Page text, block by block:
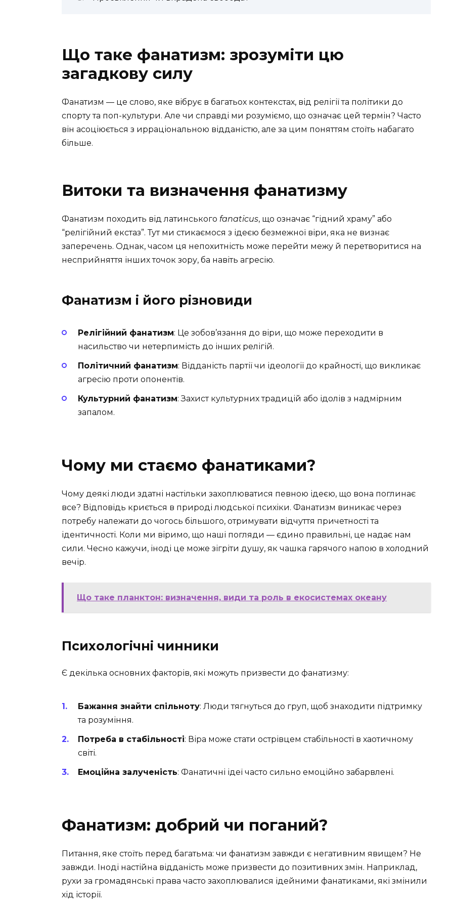
Що таке фанатизм: зрозуміти цю
загадкову силу
Фанатизм — це слово, яке вібрує в багатьох контекстах, від релігії та політики до
спорту та поп-культури. Але чи справді ми розуміємо, що означає цей термін? Часто
він асоціюється з ирраціональною відданістю, але за цим поняттям стоїть набагато
більше.
Витоки та визначення фанатизму
Фанатизм походить від латинського fanaticus, що означає “гідний храму” або
“релігійний екстаз”. Тут ми стикаємося з ідеєю безмежної віри, яка не визнає
заперечень. Однак, часом ця непохитність може перейти межу й перетворитися на
несприйняття інших точок зору, ба навіть агресію.
Фанатизм і його різновиди
Релігійний фанатизм: Це зобов’язання до віри, що може переходити в
насильство чи нетерпимість до інших релігій.
Політичний фанатизм: Відданість партії чи ідеології до крайності, що викликає
агресію проти опонентів.
Культурний фанатизм: Захист культурних традицій або ідолів з надмірним
запалом.
Чому ми стаємо фанатиками?
Чому деякі люди здатні настільки захоплюватися певною ідеєю, що вона поглинає
все? Відповідь криється в природі людської психіки. Фанатизм виникає через
потребу належати до чогось більшого, отримувати відчуття причетності та
ідентичності. Коли ми віримо, що наші погляди — єдино правильні, це надає нам
сили. Чесно кажучи, іноді це може зігріти душу, як чашка гарячого напою в холодний
вечір.
Що таке планктон: визначення, види та роль в екосистемах океану
Психологічні чинники
Є декілька основних факторів, які можуть призвести до фанатизму:
Бажання знайти спільноту: Люди тягнуться до груп, щоб знаходити підтримку
та розуміння.
Потреба в стабільності: Віра може стати острівцем стабільності в хаотичному
світі.
Емоційна залученість: Фанатичні ідеї часто сильно емоційно забарвлені.
Фанатизм: добрий чи поганий?
Питання, яке стоїть перед багатьма: чи фанатизм завжди є негативним явищем? Не
завжди. Іноді настійна відданість може призвести до позитивних змін. Наприклад,
рухи за громадянські права часто захоплювалися ідейними фанатиками, які змінили
хід історії.